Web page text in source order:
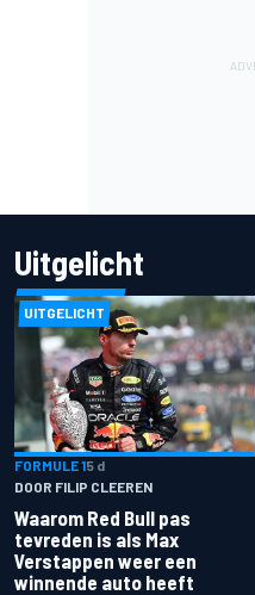
Uitgelicht
UITGELICHT
FORMULE 15 d
DOOR FILIP CLEEREN
Waarom Red Bull pas
tevreden is als Max
Verstappen weer een
winnende auto heeft